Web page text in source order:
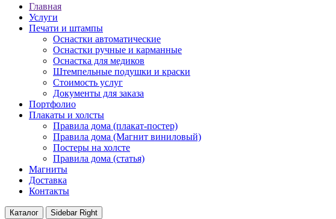
Главная
Услуги
Печати и штампы
Оснастки автоматические
Оснастки ручные и карманные
Оснастка для медиков
Штемпельные подушки и краски
Стоимость услуг
Документы для заказа
Портфолио
Плакаты и холсты
Правила дома (плакат-постер)
Правила дома (Магнит виниловый)
Постеры на холсте
Правила дома (статья)
Магниты
Доставка
Контакты
Каталог Sidebar Right